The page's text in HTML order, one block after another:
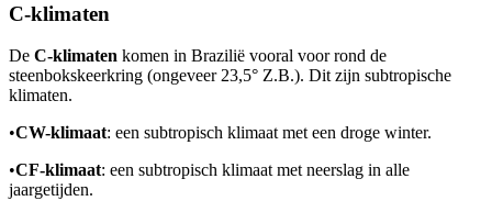
C-klimaten
De C-klimaten komen in Brazilië vooral voor rond de
steenbokskeerkring (ongeveer 23,5° Z.B.). Dit zijn subtropische
klimaten.
•CW-klimaat: een subtropisch klimaat met een droge winter.
•CF-klimaat: een subtropisch klimaat met neerslag in alle
jaargetijden.